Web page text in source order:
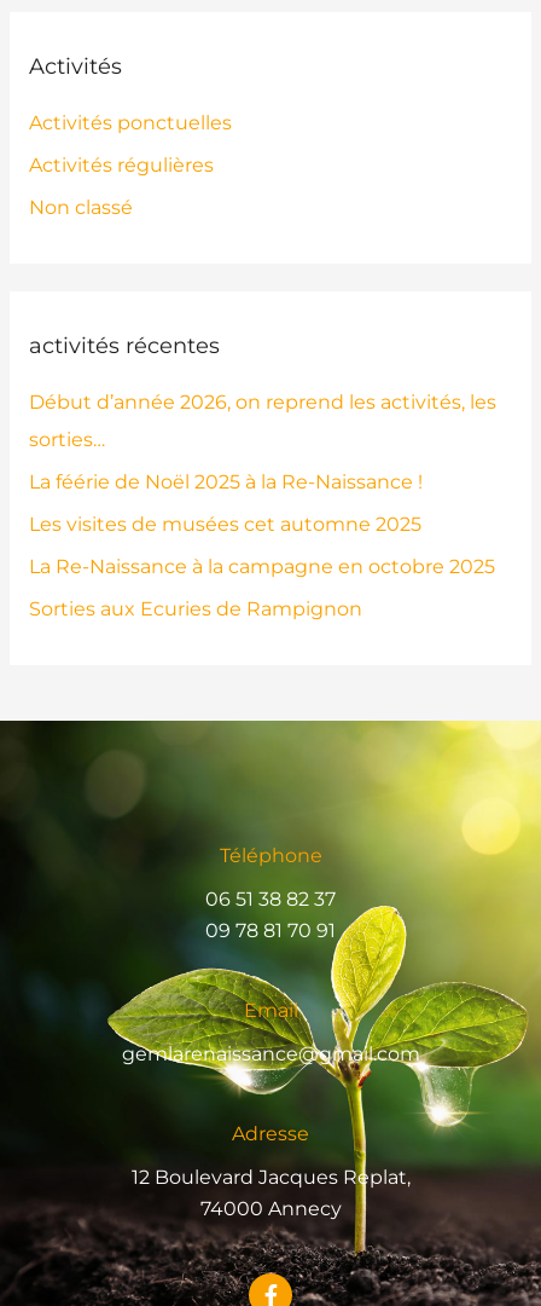
Activités
Activités ponctuelles
Activités régulières
Non classé
activités récentes
Début d’année 2026, on reprend les activités, les
sorties…
La féérie de Noël 2025 à la Re-Naissance !
Les visites de musées cet automne 2025
La Re-Naissance à la campagne en octobre 2025
Sorties aux Ecuries de Rampignon
Téléphone
06 51 38 82 37
09 78 81 70 91
Email
gemlarenaissance@gmail.com
Adresse
12 Boulevard Jacques Replat,
74000 Annecy
F